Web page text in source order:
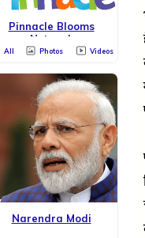
Pinnacle Blooms
Network
All Photos Videos
Narendra Modi